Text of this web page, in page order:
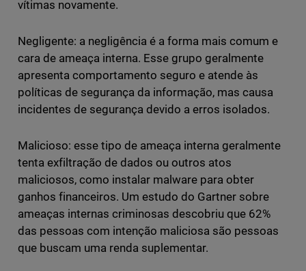
vítimas novamente.
Negligente: a negligência é a forma mais comum e
cara de ameaça interna. Esse grupo geralmente
apresenta comportamento seguro e atende às
políticas de segurança da informação, mas causa
incidentes de segurança devido a erros isolados.
Malicioso: esse tipo de ameaça interna geralmente
tenta exfiltração de dados ou outros atos
maliciosos, como instalar malware para obter
ganhos financeiros. Um estudo do Gartner sobre
ameaças internas criminosas descobriu que 62%
das pessoas com intenção maliciosa são pessoas
que buscam uma renda suplementar.